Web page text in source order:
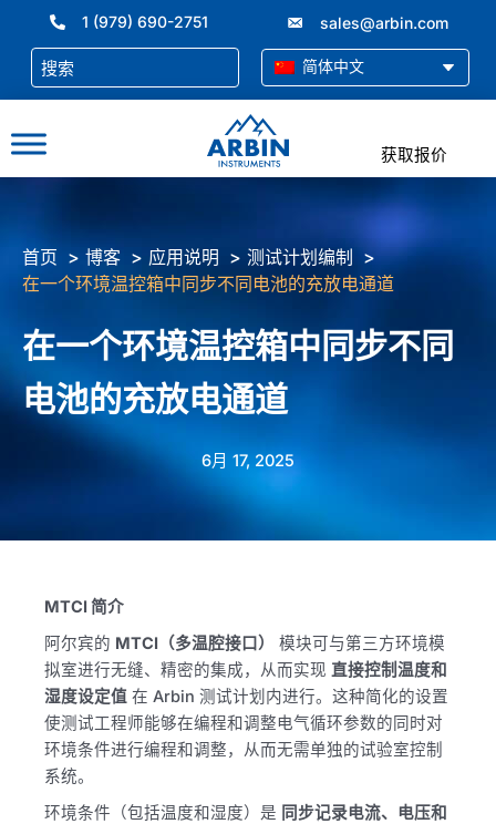
1 (979) 690-2751 sales@arbin.com
简体中文
获取报价
首页 博客 应用说明
测试计划编制
在一个环境温控箱中同步不同电池的充放电通道
在一个环境温控箱中同步不同
电池的充放电通道
6月 17, 2025
MTCI 简介
阿尔宾的 MTCI（多温腔接口）
模块可与第三方环境模
拟室进行无缝、精密的集成，从而实现 直接控制温度和
湿度设定值 在 Arbin 测试计划内进行。这种简化的设置
使测试工程师能够在编程和调整电气循环参数的同时对
环境条件进行编程和调整，从而无需单独的试验室控制
系统。
环境条件（包括温度和湿度）是 同步记录电流、电压和